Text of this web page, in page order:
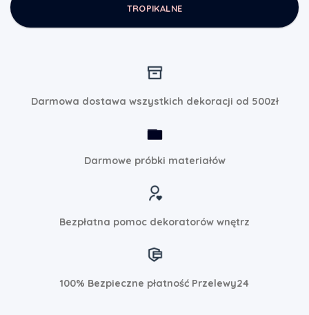
TROPIKALNE
Darmowa dostawa wszystkich dekoracji od 500zł
Darmowe próbki materiałów
Bezpłatna pomoc dekoratorów wnętrz
100% Bezpieczne płatność Przelewy24